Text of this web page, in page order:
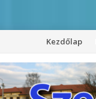
Kezdőlap